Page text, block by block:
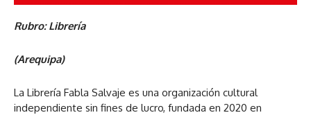
Rubro: Librería
(Arequipa)
La Librería Fabla Salvaje es una organización cultural
independiente sin fines de lucro, fundada en 2020 en